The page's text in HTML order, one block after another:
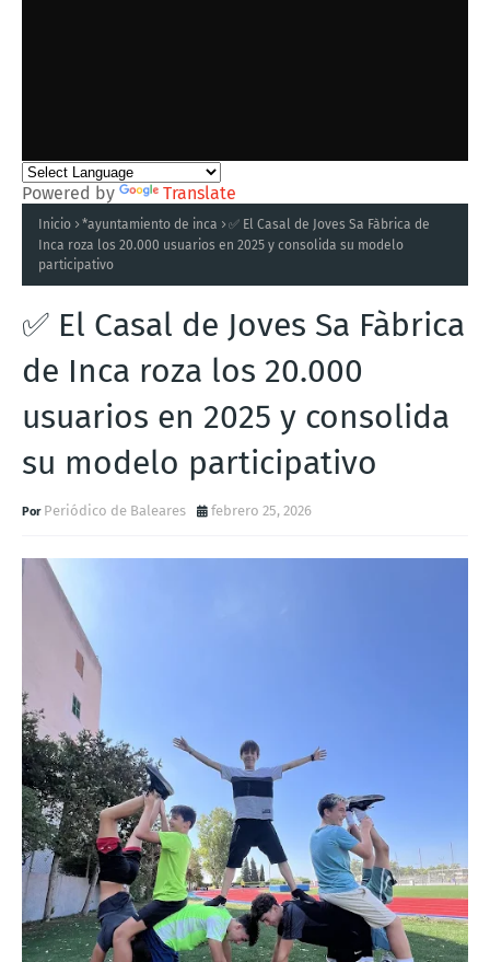
Powered by Translate
Inicio *ayuntamiento de inca
✅ El Casal de Joves Sa Fàbrica de
Inca roza los 20.000 usuarios en 2025 y consolida su modelo
participativo
✅ El Casal de Joves Sa Fàbrica
de Inca roza los 20.000
usuarios en 2025 y consolida
su modelo participativo
Periódico de Baleares febrero 25, 2026